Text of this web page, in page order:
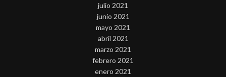
julio 2021
junio 2021
mayo 2021
abril 2021
marzo 2021
febrero 2021
enero 2021